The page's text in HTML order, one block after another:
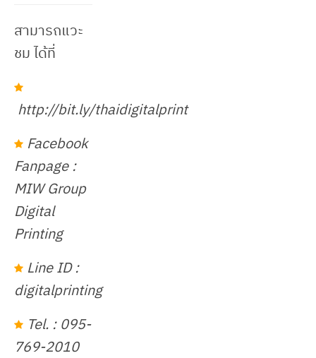
สามารถแวะ
ชม ได้ที่
http://bit.ly/thaidigitalprint
Facebook
Fanpage :
MIW Group
Digital
Printing
Line ID :
digitalprinting
Tel. : 095-
769-2010